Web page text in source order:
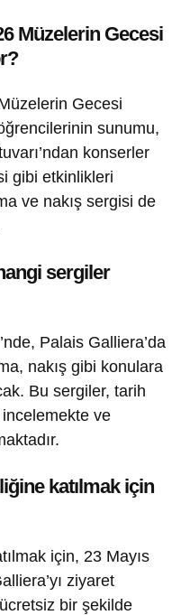
Müzelerin Gecesi
Gecesi
sunumu,
konserler
gibi etkinlikleri
ve nakış sergisi de
sergiler
Palais Galliera’da
nakış gibi konulara
Bu sergiler, tarih
ve
katılmak için
için, 23 Mayıs
ziyaret
bir şekilde